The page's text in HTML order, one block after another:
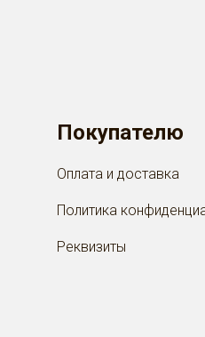
Menu footer
Покупателю
Оплата и доставка
Политика
Реквизиты